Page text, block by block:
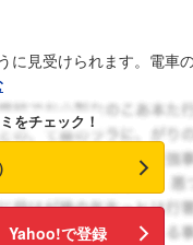
に見受けられます。電車
をチェック！
Yahoo!で登録